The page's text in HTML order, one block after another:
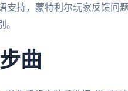
支持，蒙特利尔玩家反馈
。
曲